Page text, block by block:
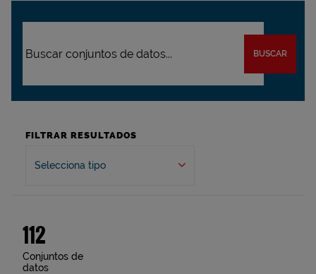
BUSCAR
FILTRAR RESULTADOS
Selecciona tipo
112
Conjuntos de
datos